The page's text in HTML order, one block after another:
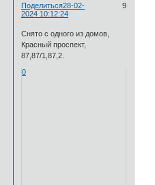
Поделиться 9
28-02-
2024 10:12:24
Снято с одного из домов,
Красный проспект,
87,87/1,87,2.
0